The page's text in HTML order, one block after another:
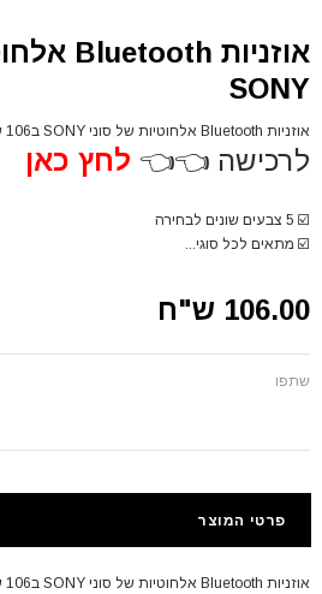
אוזניות Bluetooth אלחוטיות של סוני
SONY
אוזניות Bluetooth אלחוטיות של סוני SONY ב106 ש"ח
לרכישה 👈👈 לחץ כאן
☑️
☑️ מתאים לכל סוגי...
106.00 ש"ח
שתפו
פרטי המוצר
אוזניות Bluetooth אלחוטיות של סוני SONY ב106 ש"ח